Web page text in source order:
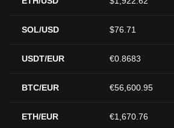
SOL/USD $76.71
USDT/EUR €0.8683
BTC/EUR €56,600.95
ETH/EUR €1,670.76